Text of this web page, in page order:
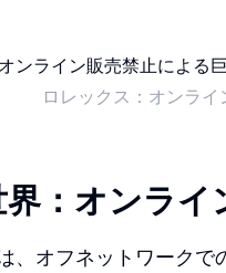
ロレックス：オンラ
：オンラ
、オフネットワーク